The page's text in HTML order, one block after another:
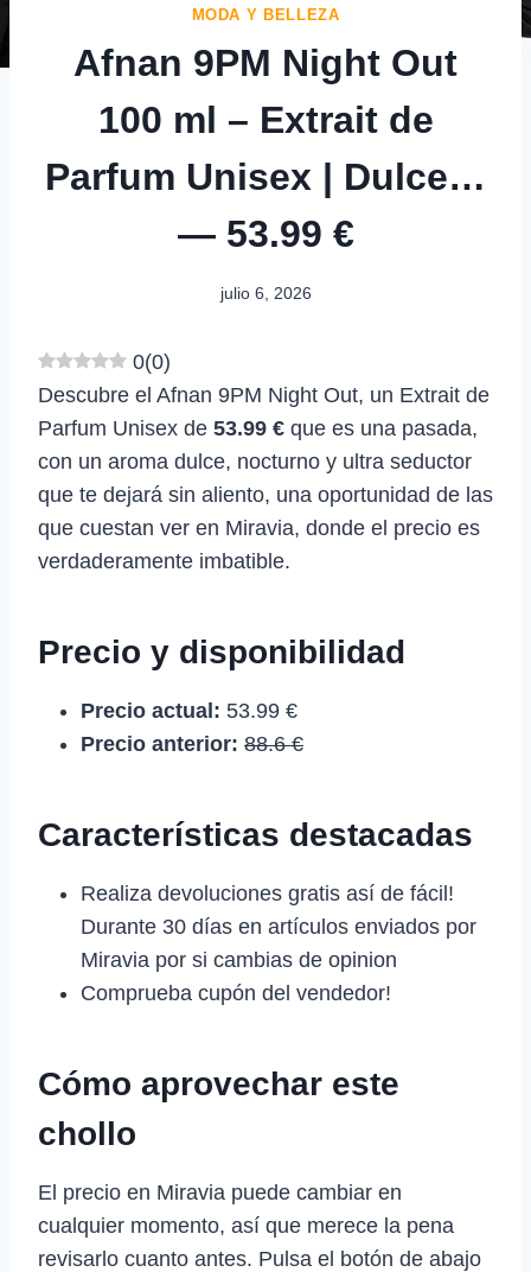
MODA Y BELLEZA
Afnan 9PM Night Out
100 ml – Extrait de
Parfum Unisex | Dulce…
— 53.99 €
julio 6, 2026
0(0)
Descubre el Afnan 9PM Night Out, un Extrait de
Parfum Unisex de 53.99 € que es una pasada,
con un aroma dulce, nocturno y ultra seductor
que te dejará sin aliento, una oportunidad de las
que cuestan ver en Miravia, donde el precio es
verdaderamente imbatible.
Precio y disponibilidad
Precio actual: 53.99 €
Precio anterior: 88.6 €
Características destacadas
Realiza devoluciones gratis así de fácil!
Durante 30 días en artículos enviados por
Miravia por si cambias de opinion
Comprueba cupón del vendedor!
Cómo aprovechar este
chollo
El precio en Miravia puede cambiar en
cualquier momento, así que merece la pena
revisarlo cuanto antes. Pulsa el botón de abajo